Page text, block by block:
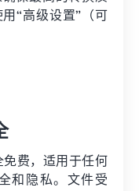
“高级设置”（可
费，适用于任何
和隐私。文件受